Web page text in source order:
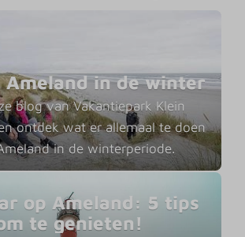
Ameland in de winter
blog van Vakantiepark Klein
ontdek wat er allemaal te doen
in de winterperiode.
op Ameland: 5 tips
te genieten!